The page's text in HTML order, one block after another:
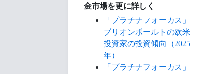
金市場を更に詳しく
「プラチナフォーカス」
ブリオンボールトの欧米
投資家の投資傾向（2025
年）
「プラチナフォーカス」